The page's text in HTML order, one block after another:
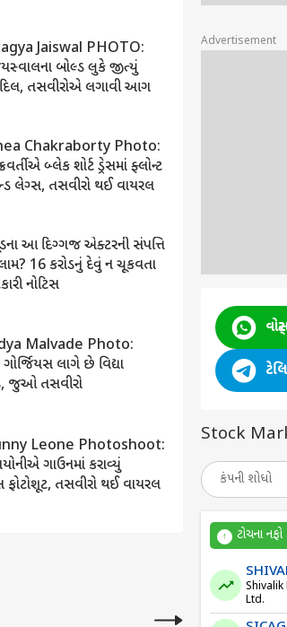
Jaiswal PHOTO:
બોલ્ડ લુકે જીત્યું
તસવીરોએ લગાવી આગ
Chakraborty Photo:
બ્લેક શોર્ટ ડ્રેસમાં ફ્લોન્ટ
લેગ્સ, તસવીરો થઈ વાયરલ
Jaiswal PHOTO:
કેમેરા સામે આપ્યા કિલર
થઈ વાયરલ
Kaur PHOTO:
અવનીત કૌરે કરાવ્યું ગ્લેમરસ
તસવીરો થઈ વાયરલ
Sharif PHOTO:
શરીફના હોટ અને
અવતારને જોઈ ફેન્સ થયા
Advertisement
Stock
↑ ટોચના નફો
Ltd.